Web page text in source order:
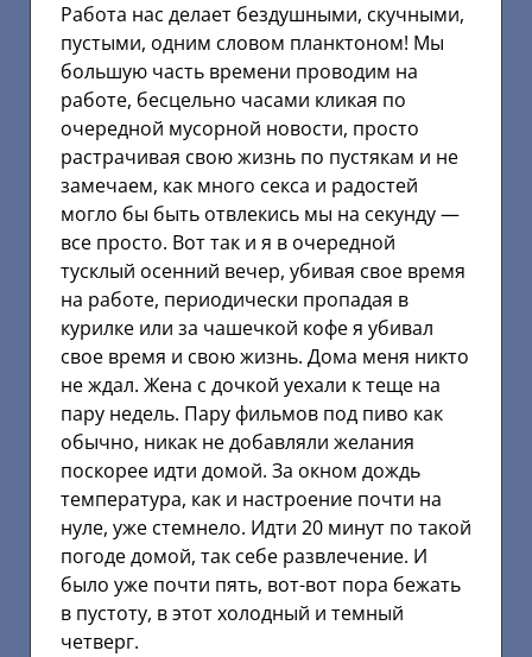
Работа нас делает бездушными, скучными,
пустыми, одним словом планктоном! Мы
большую часть времени проводим на
работе, бесцельно часами кликая по
очередной мусорной новости, просто
растрачивая свою жизнь по пустякам и не
замечаем, как много секса и радостей
могло бы быть отвлекись мы на секунду —
все просто. Вот так и я в очередной
тусклый осенний вечер, убивая свое время
на работе, периодически пропадая в
курилке или за чашечкой кофе я убивал
свое время и свою жизнь. Дома меня никто
не ждал. Жена с дочкой уехали к теще на
пару недель. Пару фильмов под пиво как
обычно, никак не добавляли желания
поскорее идти домой. За окном дождь
температура, как и настроение почти на
нуле, уже стемнело. Идти 20 минут по такой
погоде домой, так себе развлечение. И
было уже почти пять, вот-вот пора бежать
в пустоту, в этот холодный и темный
четверг.